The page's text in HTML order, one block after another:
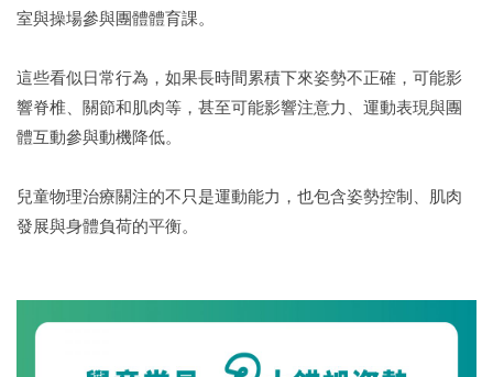
室與操場參與團體體育課。
這些看似日常行為，如果長時間累積下來姿勢不正確，可能影
響脊椎、關節和肌肉等，甚至可能影響注意力、運動表現與團
體互動參與動機降低。
兒童物理治療關注的不只是運動能力，也包含姿勢控制、肌肉
發展與身體負荷的平衡。